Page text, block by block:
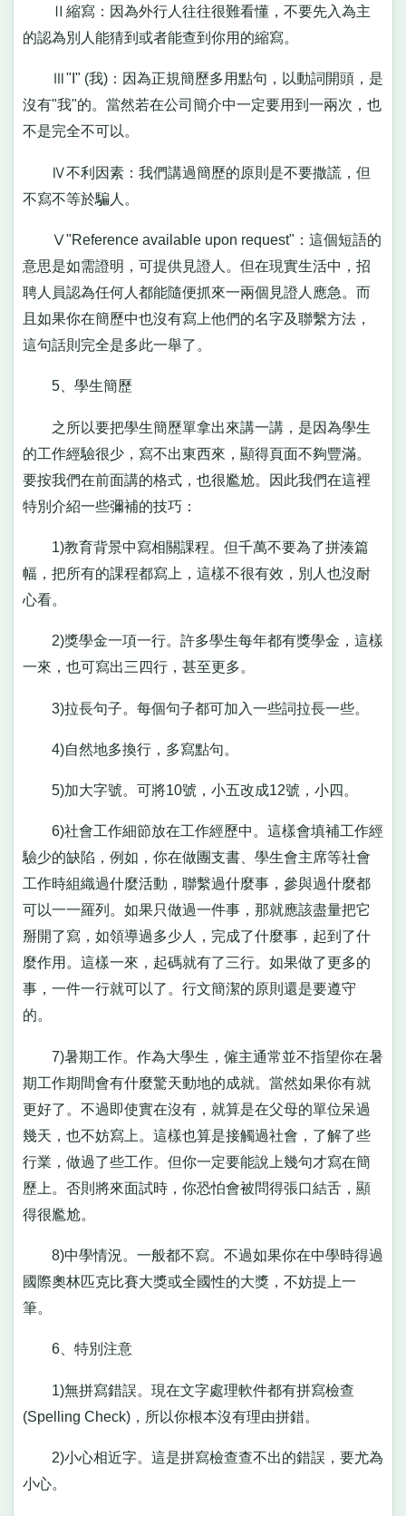
Ⅱ縮寫：因為外行人往往很難看懂，不要先入為主
的認為別人能猜到或者能查到你用的縮寫。
Ⅲ"I" (我)：因為正規簡歷多用點句，以動詞開頭，是
沒有"我"的。當然若在公司簡介中一定要用到一兩次，也
不是完全不可以。
Ⅳ不利因素：我們講過簡歷的原則是不要撒謊，但
不寫不等於騙人。
Ⅴ"Reference available upon request"：這個短語的
意思是如需證明，可提供見證人。但在現實生活中，招
聘人員認為任何人都能隨便抓來一兩個見證人應急。而
且如果你在簡歷中也沒有寫上他們的名字及聯繫方法，
這句話則完全是多此一舉了。
5、學生簡歷
之所以要把學生簡歷單拿出來講一講，是因為學生
的工作經驗很少，寫不出東西來，顯得頁面不夠豐滿。
要按我們在前面講的格式，也很尷尬。因此我們在這裡
特別介紹一些彌補的技巧：
1)教育背景中寫相關課程。但千萬不要為了拼湊篇
幅，把所有的課程都寫上，這樣不很有效，別人也沒耐
心看。
2)獎學金一項一行。許多學生每年都有獎學金，這樣
一來，也可寫出三四行，甚至更多。
3)拉長句子。每個句子都可加入一些詞拉長一些。
4)自然地多換行，多寫點句。
5)加大字號。可將10號，小五改成12號，小四。
6)社會工作細節放在工作經歷中。這樣會填補工作經
驗少的缺陷，例如，你在做團支書、學生會主席等社會
工作時組織過什麼活動，聯繫過什麼事，參與過什麼都
可以一一羅列。如果只做過一件事，那就應該盡量把它
掰開了寫，如領導過多少人，完成了什麼事，起到了什
麼作用。這樣一來，起碼就有了三行。如果做了更多的
事，一件一行就可以了。行文簡潔的原則還是要遵守
的。
7)暑期工作。作為大學生，僱主通常並不指望你在暑
期工作期間會有什麼驚天動地的成就。當然如果你有就
更好了。不過即使實在沒有，就算是在父母的單位呆過
幾天，也不妨寫上。這樣也算是接觸過社會，了解了些
行業，做過了些工作。但你一定要能說上幾句才寫在簡
歷上。否則將來面試時，你恐怕會被問得張口結舌，顯
得很尷尬。
8)中學情況。一般都不寫。不過如果你在中學時得過
國際奧林匹克比賽大獎或全國性的大獎，不妨提上一
筆。
6、特別注意
1)無拼寫錯誤。現在文字處理軟件都有拼寫檢查
(Spelling Check)，所以你根本沒有理由拼錯。
2)小心相近字。這是拼寫檢查查不出的錯誤，要尤為
小心。